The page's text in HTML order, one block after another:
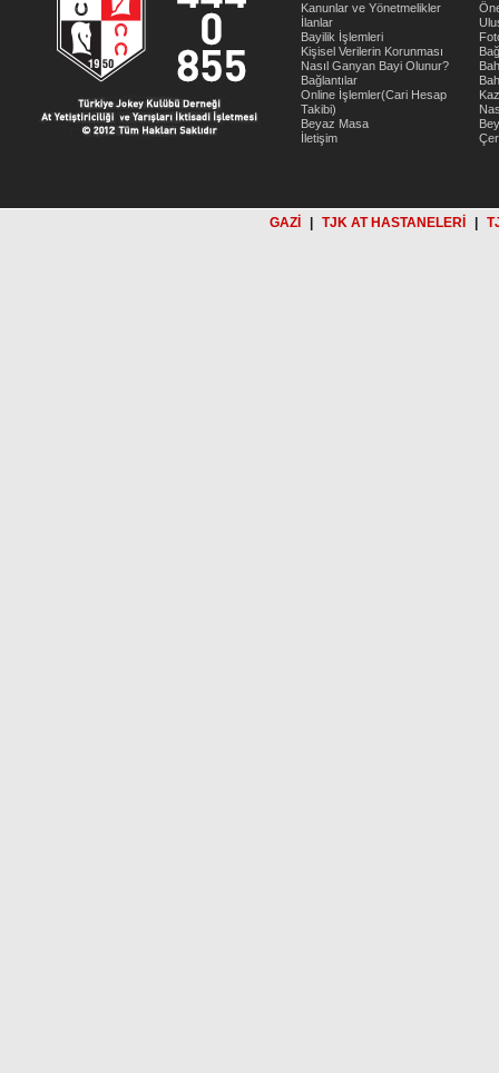
Kanunlar ve Yönetmelikler
İlanlar
Bayilik İşlemleri
Kişisel Verilerin Korunması
Nasıl Ganyan Bayi Olunur?
Bağlantılar
Online İşlemler(Cari Hesap
Takibi)
Beyaz Masa
İletişim
GAZİ TJK AT HASTANELERİ